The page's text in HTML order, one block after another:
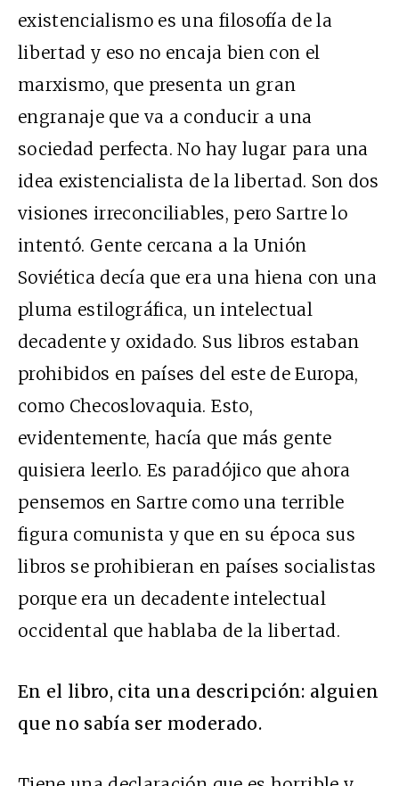
existencialismo es una filosofía de la
libertad y eso no encaja bien con el
marxismo, que presenta un gran
engranaje que va a conducir a una
sociedad perfecta. No hay lugar para una
idea existencialista de la libertad. Son dos
visiones irreconciliables, pero Sartre lo
intentó. Gente cercana a la Unión
Soviética decía que era una hiena con una
pluma estilográfica, un intelectual
decadente y oxidado. Sus libros estaban
prohibidos en países del este de Europa,
como Checoslovaquia. Esto,
evidentemente, hacía que más gente
quisiera leerlo. Es paradójico que ahora
pensemos en Sartre como una terrible
figura comunista y que en su época sus
libros se prohibieran en países socialistas
porque era un decadente intelectual
occidental que hablaba de la libertad.
En el libro, cita una descripción: alguien
que no sabía ser moderado.